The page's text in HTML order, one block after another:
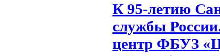
К 95-летию
службы
центр ФБУЗ